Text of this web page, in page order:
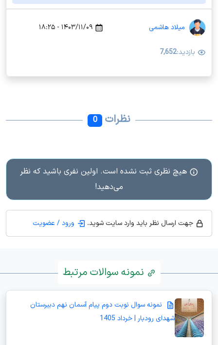
میلاد هاشمی ۱۴۰۳/۱۱/۰۹ - ۱۸:۲۵
بازدید:7,652
نظرات 0
هیچ نظری ثبت نشده است. اولین نفری باشید که نظر
می‌دهید!
جهت ارسال نظر باید وارد سایت شوید. ورود / عضویت
نمونه سوالات مرتبط
نمونه سوال نوبت دوم پیام آسمان نهم دبیرستان
شهدای رودبار | خرداد 1405